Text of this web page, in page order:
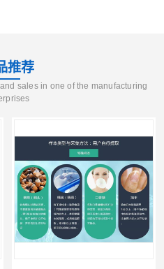
推荐
sales in one of the manufacturing